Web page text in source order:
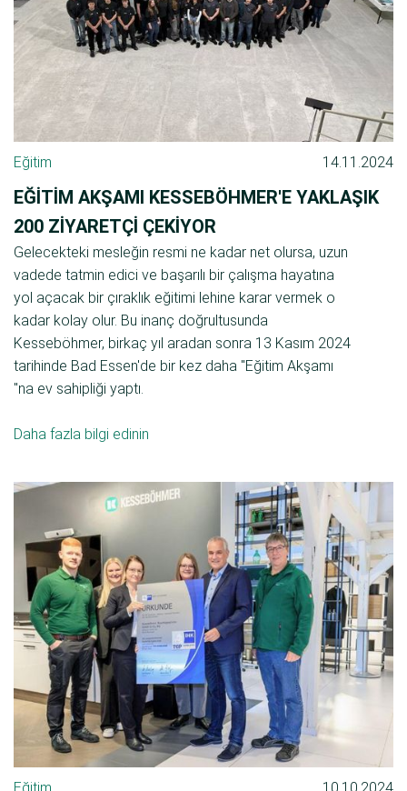
Eğitim 14.11.2024
EĞITIM AKŞAMI KESSEBÖHMER'E YAKLAŞIK
200 ZIYARETÇI ÇEKIYOR
Gelecekteki mesleğin resmi ne kadar net olursa, uzun
vadede tatmin edici ve başarılı bir çalışma hayatına
yol açacak bir çıraklık eğitimi lehine karar vermek o
kadar kolay olur. Bu inanç doğrultusunda
Kesseböhmer, birkaç yıl aradan sonra 13 Kasım 2024
tarihinde Bad Essen'de bir kez daha "Eğitim Akşamı
"na ev sahipliği yaptı.
Daha fazla bilgi edinin
Eğitim 10.10.2024